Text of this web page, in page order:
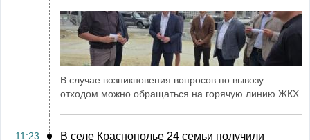
В случае возникновения вопросов по вывозу
отходом можно обращаться на горячую линию ЖКХ
11:23 В селе Краснополье 24 семьи получили